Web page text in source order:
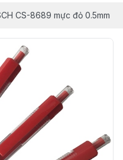
CS-8689 mực đỏ 0.5mm